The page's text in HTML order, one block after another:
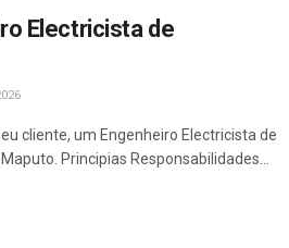
Electricista de
cliente, um Engenheiro Electricista de
Principias Responsabilidades...